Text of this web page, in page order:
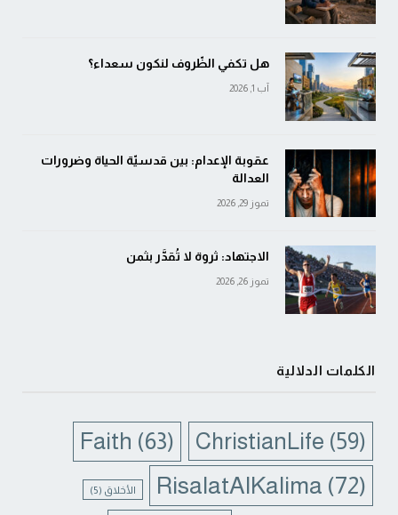
هل تكفي الظّروف لنكون سعداء؟
آب 1, 2026
عقوبة الإعدام: بين قدسيّة الحياة وضرورات
العدالة
تموز 29, 2026
الاجتهاد: ثروة لا تُقدَّر بثمن
تموز 26, 2026
الكلمات الدلالية
ChristianLife (59)
Faith (63)
RisalatAlKalima (72) الأخلاق (5)